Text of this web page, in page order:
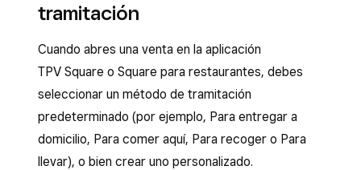
tramitación
Cuando abres una venta en la aplicación
TPV Square o Square para restaurantes, debes
seleccionar un método de tramitación
predeterminado (por ejemplo, Para entregar a
domicilio, Para comer aquí, Para recoger o Para
llevar), o bien crear uno personalizado.